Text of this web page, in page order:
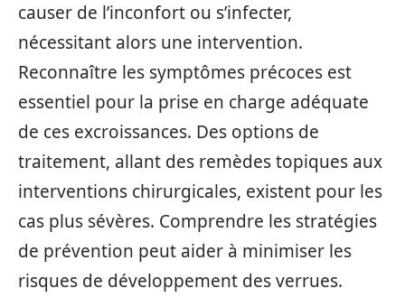
causer de l’inconfort ou s’infecter,
nécessitant alors une intervention.
Reconnaître les symptômes précoces est
essentiel pour la prise en charge adéquate
de ces excroissances. Des options de
traitement, allant des remèdes topiques aux
interventions chirurgicales, existent pour les
cas plus sévères. Comprendre les stratégies
de prévention peut aider à minimiser les
risques de développement des verrues.